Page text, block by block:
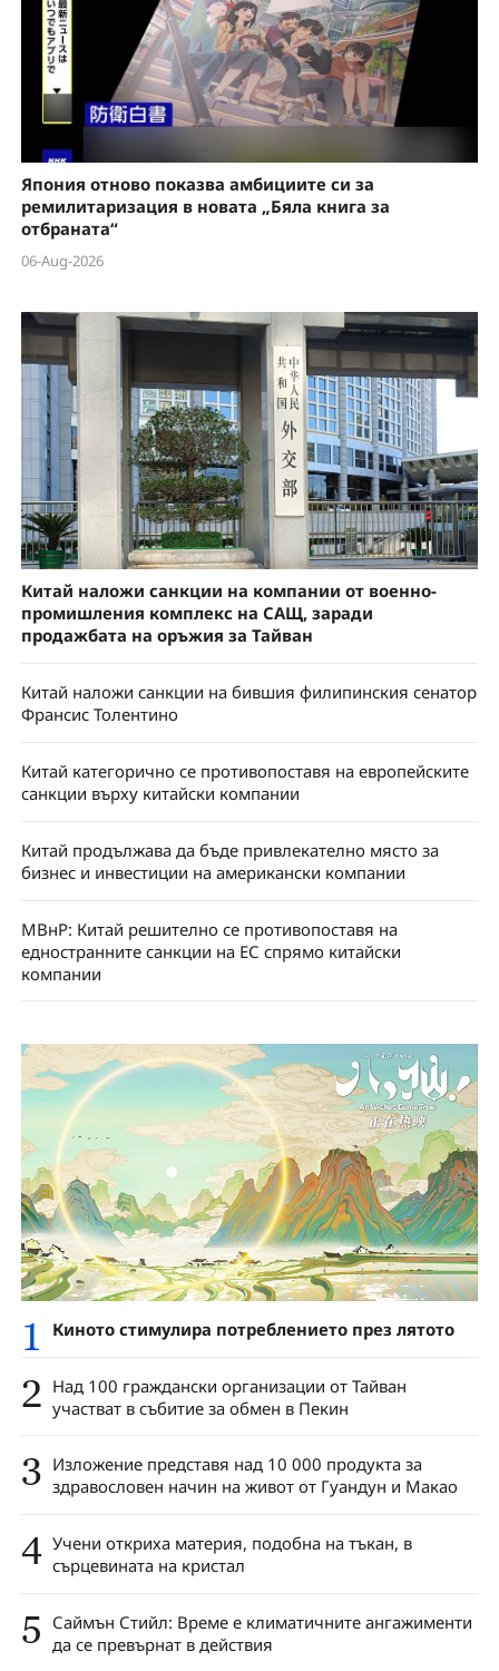
Япония отново показва амбициите си за
ремилитаризация в новата „Бяла книга за
отбраната“
06-Aug-2026
Китай наложи санкции на компании от военно-
промишления комплекс на САЩ, заради
продажбата на оръжия за Тайван
Китай наложи санкции на бившия филипинския сенатор
Франсис Толентино
Китай категорично се противопоставя на европейските
санкции върху китайски компании
Китай продължава да бъде привлекателно място за
бизнес и инвестиции на американски компании
МВнР: Китай решително се противопоставя на
едностранните санкции на ЕС спрямо китайски
компании
1 Киното стимулира потреблението през лятото
2 Над 100 граждански организации от Тайван
участват в събитие за обмен в Пекин
3 Изложение представя над 10 000 продукта за
здравословен начин на живот от Гуандун и Макао
4 Учени откриха материя, подобна на тъкан, в
сърцевината на кристал
5 Саймън Стийл: Време е климатичните ангажименти
да се превърнат в действия